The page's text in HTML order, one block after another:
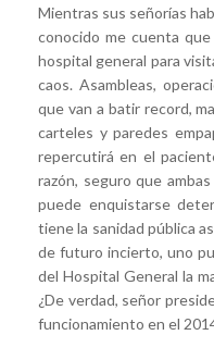
Mientras sus señorías
conocido me cuenta
hospital general para
caos. Asambleas,
que van a batir record,
carteles y paredes
repercutirá en el
razón, seguro que
puede enquistarse
tiene la sanidad pública
de futuro incierto, uno
del Hospital General la
¿De verdad, señor
funcionamiento en el